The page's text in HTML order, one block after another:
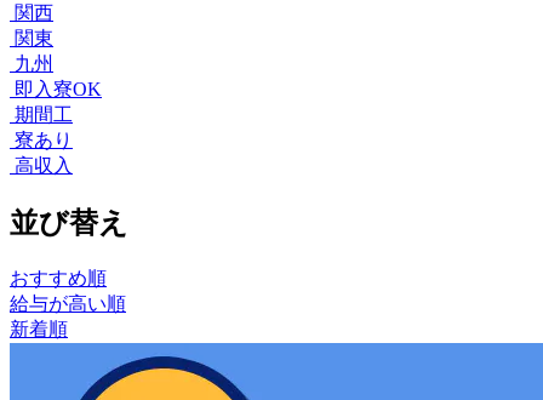
関西
関東
九州
即入寮OK
期間工
寮あり
高収入
並び替え
おすすめ順
給与が高い順
新着順